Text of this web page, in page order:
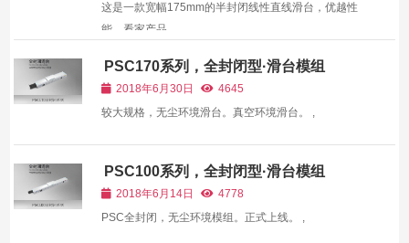
这是一款宽幅175mm的半封闭线性直线滑台，优越性
能，看家产品。 ,
PSC170系列，全封闭型·滑台模组
2018年6月30日
4645
较大规格，无尘环境滑台。真空环境滑台。 ,
PSC100系列，全封闭型·滑台模组
2018年6月14日
4778
PSC全封闭，无尘环境模组。正式上线。 ,